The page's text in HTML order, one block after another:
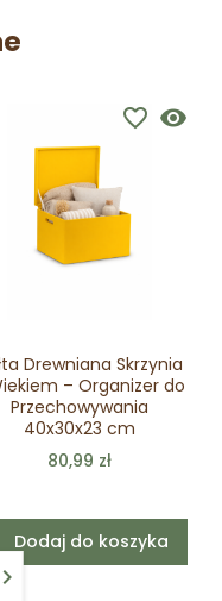
visibility
favorite_border
Drewniana Skrzynia
– Organizer do
Przechowywania
40x30x23 cm
80,99 zł
Dodaj do koszyka
Następny
keyboard_arrow_right